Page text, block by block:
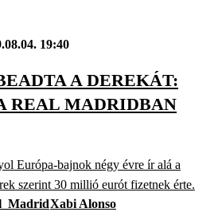
19:40
A DEREKÁT:
REAL MADRIDBAN
Európa-bajnok négy évre ír alá a
szerint 30 millió eurót fizetnek érte.
Xabi Alonso